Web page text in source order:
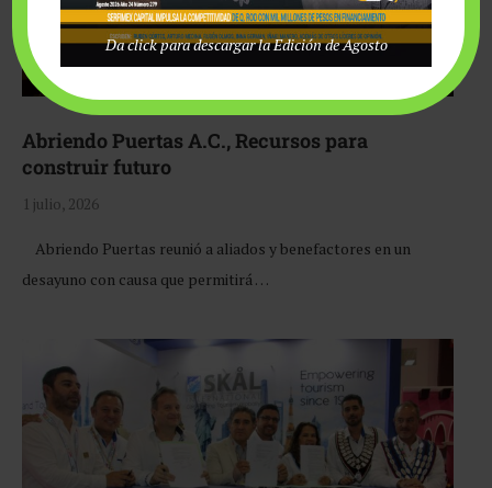
Abriendo Puertas A.C., Recursos para
construir futuro
1 julio, 2026
Abriendo Puertas reunió a aliados y benefactores en un
desayuno con causa que permitirá …
Da click para descargar la Edición de Agosto